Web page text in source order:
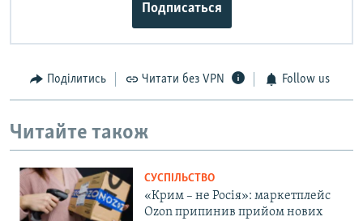
Подписаться
Поділитись Читати без VPN Follow us
Читайте також
СУСПІЛЬСТВО
«Крим – не Росія»: маркетплейс
Ozon припинив прийом нових